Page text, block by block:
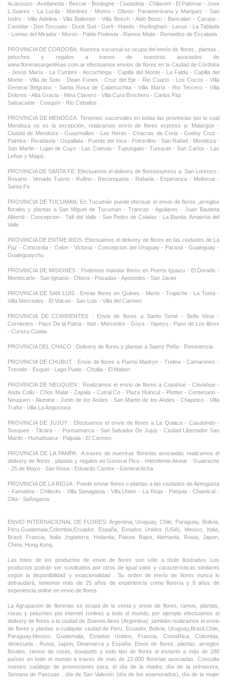
Acassuso - Avellaneda - Beccar - Boulogne - Ciudadela - Chilavert - El Palomar - Jose
L.Suarez - La Lucila - Martinez - Munro - Olivos- Panamericana y Marquez - San
Isidro - Villa Adelina - Villa Ballester - Villa Bosch - Aldo Bonzi - Bancalari - Carupa -
Castelar - Don Torcuato - Dock Sud - Gerli - Haedo - Hurlingham - Lanus - La Tablada
- Lomas del Mirador - Moron - Pablo Podesta - Ramos Mejia - Remedios de Escalada
PROVINCIA DE CORDOBA: Nuestra sucursal se ocupa del envío de flores , plantas ,
peluches y regalos a traves de nuestros asociados de
www.floreriasargentinas.com.ar efectuamos envios de flores en la Ciudad de Córdoba
- Jesús María - La Cumbre - Ascochinga - Capilla del Monte - La Falda - Capilla del
Monte - Villa de Soto - Dean Funes - Cruz del Eje - Rio Cuarto - Los Cocos - Villa
General Belgrano - Santa Rosa de Calamuchita - Villa María - Rio Tercero - Villa
Dolores - Alta Gracia - Mina Clavero - Villa Cura Brochero - Carlos Paz
Salsacaste - Cosquín - Rio Ceballos .
PROVINCIA DE MENDOZA: Tenemos sucursales en todas las provincias por lo cual
Mendoza no es la excepción, realizamos envío de flores express a: Malargüe -
Ciudad de Mendoza - Guaymallen - Las Heras - Chacras de Coria - Godoy Cruz -
Palmira - Rivadavia - Uspallata - Puente del Inca - Potrerillos - San Rafael - Mendoza -
San Martin - Lujan de Cuyo - Las Cuevas - Tupungato - Tunuyan - San Carlos - Las
Leñas y Maipú .
PROVINCIA DE SANTA FE: Efectuamos el delivery de floresexpress a: San Lorenzo -
Rosario - Venado Tuerto - Rufino - Reconquista - Rafaela - Esperanza - Melincue -
Santa Fe
PROVINCIA DE TUCUMAN: En Tucumán puede efectuar el envio de flores ,arreglos
florales y plantas a San Miguel de Tucuman - Trancas - Aguilares - Juan Bautista
Alberdi - Concepcion - Tafi del Valle - San Pedro de Colalao - La Banda, Amaicha del
Valle
PROVINCIA DE ENTRE RIOS :Efectuamos el delivery de flores en las ciudades de La
Paz - Concordia - Colon - Victoria - Concepcion del Uruguay - Paraná - Gualeguay -
Gualeguaychu
PROVINCIA DE MISIONES : Podemos mandar flores en Puerto Iguazu - El Dorado -
Montecarlo - San Ignacio - Obera - Posadas - Apostoles - San Javier
PROVINCIA DE SAN LUIS : Enviar flores en Quines - Merlo - Trapiche - La Toma -
Villa Mercedes - El Volcan - San Luis - Villa del Carmen
PROVINCIA DE CORRIENTES : Envio de flores a Santo Tomé - Bella Vista -
Corrientes - Paso De la Patria - Itati - Mercedes - Goya - Yapeyu - Paso de Los libres
- Curuzu Cuatia
PROVINCIA DEL CHACO : Delivery de flores y plantas a Saenz Peña - Resistencia
PROVINCIA DE CHUBUT : Envio de flores a Puerto Madryn - Trelew - Camarones -
Trevelin - Esquel - Lago Puelo - Cholila - El Maiten
PROVINCIA DE NEUQUEN : Realizamos el envio de flores a Copahue - Caviahue -
Anda Collo - Chos Malal - Zapala - Cutral Co - Plaza Huincul - Plottier - Centenario -
Neuquen - Alumine - Junin de los Andes - San Martin de los Andes - Chapelco - Villa
Traful - Villa La Angostura
PROVINCIA DE JUJUY : Efectuamos el envio de flores a La Quiaca - Casabindo -
Susques - Tilcara - - Purmamarca - San Salvador De Jujuy - Ciudad Libertador San
Martin - Humahuaca - Palpala - El Carmen
PROVINCIA DE LA PAMPA : A traves de nuestras florerias asociadas realizamos el
delivery de flores , plantas y regalos en General Pico - Intendente Alvear - Guatrache
- 25 de Mayo - San Rosa - Eduardo Castex - General Acha
PROVINCIA DE LA RIOJA : Puede enviar flores o plantas a las ciudades de Aimogasta
- Famatina - Chilecito - Villa Sanagasta - Villa Union - La Rioja - Patquia - Chamical -
Olta - Sañogasta
ENVIO INTERNACIONAL DE FLORES: Argentina, Uruguay, Chile, Paraguay, Bolivia,
Peru,Guatemala,Colombia,Ecuador, España, Estados Unidos (USA), Mexico, Italia,
Brasil, Francia, Italia ,Inglaterra, Holanda, Paises Bajos, Alemania, Rusia, Japon,
China, Hong Kong.
Las fotos de los productos de envio de flores son sólo a título ilustrativo. Los
productos podrán ser sustituidos por otros de igual valor y características similares
según la disponibilidad y estacionalidad . Su orden de envío de flores nunca lo
defraudará, tenemos más de 25 años de experiencia como florería y 8 años de
experiencia online en envio de flores.
La Agrupacion de florerias se ocupa de la venta y envio de flores, ramos, plantas,
rosas y peluches por internet (online) a todo el mundo, por ejemplo efectuamos el
delivery de flores a la ciudad de Buenos Aires (Argentina) ,tambièn realizamos el envio
de flores y plantas a cualquier ciudad de Peru, Ecuador, Bolivia, Uruguay,Brasil,Chile,
Paraguay,Mexico, Guatemala, Estados Unidos, Francia, CostaRica, Colombia,
Venezuela , Rusia, Japon, Dinamarca y España. Envio de flores, plantas, arreglos
florales, ramos de rosas, bouquets y todo tipo de flores al instante a más de 180
países en todo el mundo a traves de mas de 22.000 florerias asociadas. Consulte
nuestro catálogo de promociones para, el día de la madre, día de la primavera,
Semana de Pascuas , día de San Valentín (día de los enamorados), día de la mujer